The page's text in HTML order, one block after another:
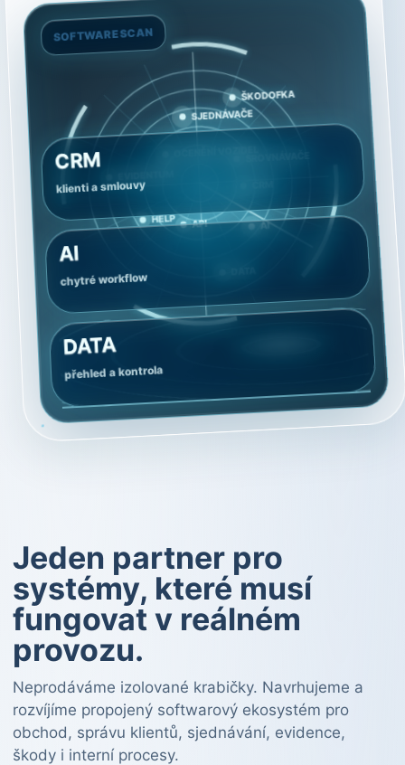
SOFTWARE SCAN
CRM
klienti a smlouvy
AI
chytré workflow
DATA
přehled a kontrola
Jeden partner pro
systémy, které musí
fungovat v reálném
provozu.
Neprodáváme izolované krabičky. Navrhujeme a
rozvíjíme propojený softwarový ekosystém pro
obchod, správu klientů, sjednávání, evidence,
škody i interní procesy.